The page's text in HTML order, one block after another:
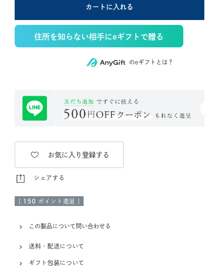
カートに入れる
住所を知らない相手にeギフトで贈る
のeギフトとは？
お気に入り登録する
シェアする
[ 150 ポイント進呈 ]
この製品について問い合わせる
送料・配送について
ギフト包装について